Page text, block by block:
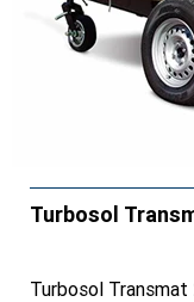
Turbosol
Turbosol Transmat